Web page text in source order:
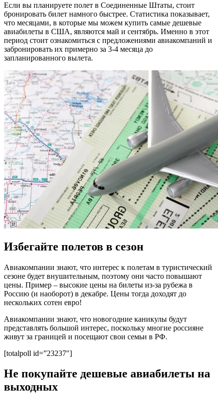
Если вы планируете полет в Соединенные Штаты, стоит
бронировать билет намного быстрее. Статистика показывает,
что месяцами, в которые мы можем купить самые дешевые
авиабилеты в США, являются май и сентябрь. Именно в этот
период стоит ознакомиться с предложениями авиакомпаний и
забронировать их примерно за 3-4 месяца до
запланированного вылета.
Избегайте полетов в сезон
Авиакомпании знают, что интерес к полетам в туристический
сезоне будет внушительным, поэтому они часто повышают
цены. Пример – высокие цены на билеты из-за рубежа в
Россию (и наоборот) в декабре. Цены тогда доходят до
нескольких сотен евро!
Авиакомпании знают, что новогодние каникулы будут
представлять большой интерес, поскольку многие россияне
живут за границей и посещают свои семьи в РФ.
[totalpoll id=”23237″]
Не покупайте дешевые авиабилеты на
выходных